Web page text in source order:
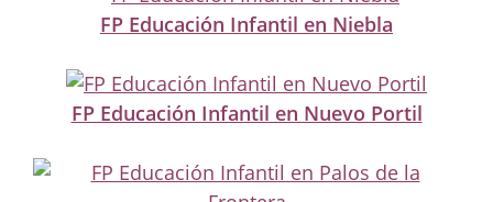
FP Educación Infantil en Niebla
FP Educación Infantil en Nuevo Portil